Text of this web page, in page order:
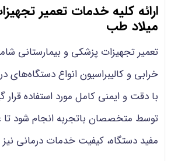
ارائه کلیه خدمات تعمیر
میلاد طب
تعمیر تجهیزات پزشکی و بیمارستانی
خرابی و کالیبراسیون انواع دستگاه‌های
با دقت و ایمنی کامل مورد استفاده قرار
توسط متخصصان باتجربه انجام شود تا
مفید دستگاه، کیفیت خدمات درمانی